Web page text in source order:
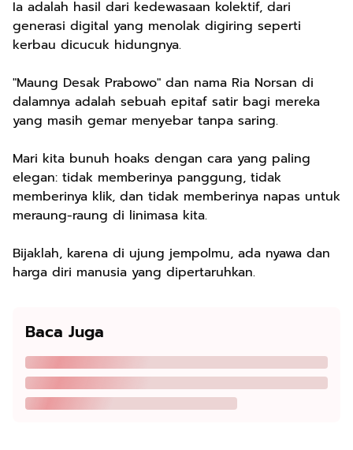
Ia adalah hasil dari kedewasaan kolektif, dari
generasi digital yang menolak digiring seperti
kerbau dicucuk hidungnya.
"Maung Desak Prabowo" dan nama Ria Norsan di
dalamnya adalah sebuah epitaf satir bagi mereka
yang masih gemar menyebar tanpa saring.
Mari kita bunuh hoaks dengan cara yang paling
elegan: tidak memberinya panggung, tidak
memberinya klik, dan tidak memberinya napas untuk
meraung-raung di linimasa kita.
Bijaklah, karena di ujung jempolmu, ada nyawa dan
harga diri manusia yang dipertaruhkan.
Baca Juga